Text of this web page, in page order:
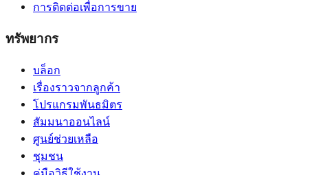
การติดต่อเพื่อการขาย
ทรัพยากร
บล็อก
เรื่องราวจากลูกค้า
โปรแกรมพันธมิตร
สัมมนาออนไลน์
ศูนย์ช่วยเหลือ
ชุมชน